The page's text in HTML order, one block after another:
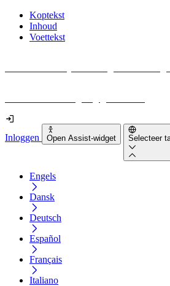
Koptekst
Inhoud
Voettekst
Inloggen Open Assist-widget Selecteer
Engels
Dansk
Deutsch
Español
Français
Italiano